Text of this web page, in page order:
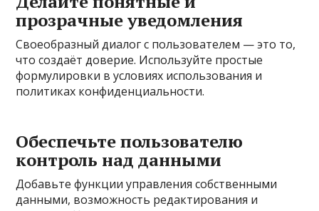
прозрачные уведомления
Своеобразный диалог с пользователем — это то,
что создаёт доверие. Используйте простые
формулировки в условиях использования и
политиках конфиденциальности.
Обеспечьте пользователю
контроль над данными
Добавьте функции управления собственными
данными, возможность редактирования и